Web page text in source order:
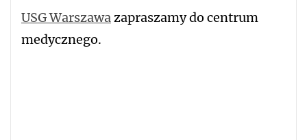
USG Warszawazapraszamy do centrum
medycznego.